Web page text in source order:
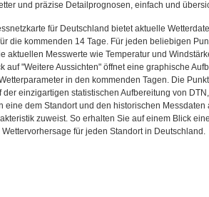
und präzise Detailprognosen, einfach und
für Deutschland bietet aktuelle
die kommenden 14 Tage. Für jeden beliebigen
aktuellen Messwerte wie Temperatur und
auf "Weitere Aussichten" öffnet eine graphische
in den kommenden Tagen. Die
der einzigartigen statistischen Aufbereitung von
eine dem Standort und den historischen Messdaten
zuweist. So erhalten Sie auf einem Blick
für jeden Standort in Deutschland.